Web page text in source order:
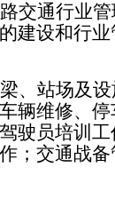
交通行业
建设和行
、站场及
辆维修、
驶员培训
；交通战